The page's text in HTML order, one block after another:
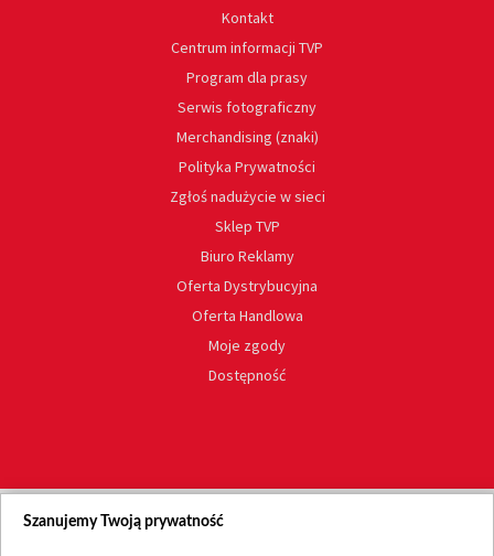
Kontakt
Centrum informacji TVP
Program dla prasy
Serwis fotograficzny
Merchandising (znaki)
Polityka Prywatności
Zgłoś nadużycie w sieci
Sklep TVP
Biuro Reklamy
Oferta Dystrybucyjna
Oferta Handlowa
Moje zgody
Dostępność
Szanujemy Twoją prywatność